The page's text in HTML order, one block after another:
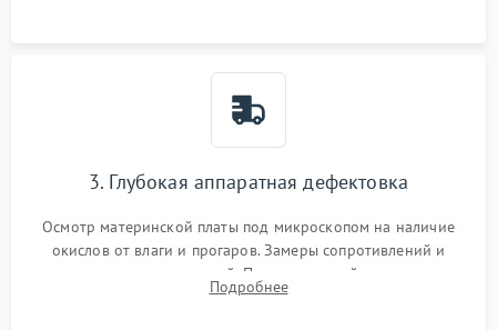
3. Глубокая аппаратная дефектовка
Осмотр материнской платы под микроскопом на наличие
окислов от влаги и прогаров. Замеры сопротивлений и
дежурных напряжений. Проверка цепей питания,
мультиконтроллера, процессора и видеочипа.
Подробнее